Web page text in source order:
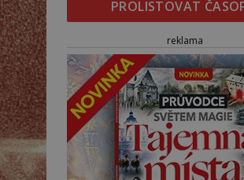
PROLISTOVAT
reklama